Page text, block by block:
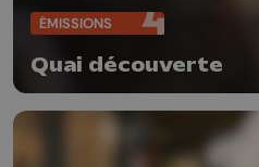
ÉMISSIONS
Quai découverte